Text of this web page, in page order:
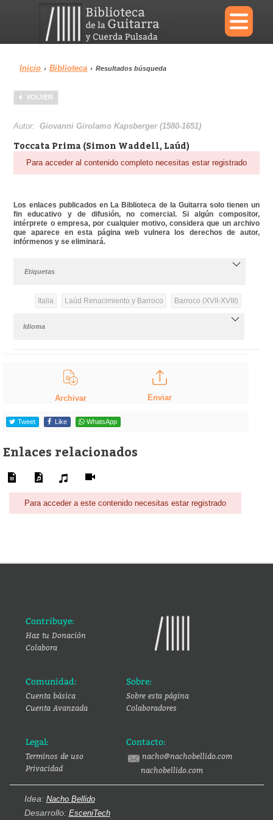
×
Menu
Biblioteca Diccionario
Inicio › Biblioteca › Resultados búsqueda
VOLVER
Autor:Giovanni Girolamo Kapsberger (1580-1651)
Toccata Prima (Simon Waddell, Laúd)
Para acceder al contenido completo necesitas estar registrado
Los enlaces publicados en La Biblioteca de la Guitarra solo tienen un
fin educativo y de difusión, no comercial. Si algún compositor,
intérprete o empresa, por cualquier motivo, considera que un archivo
que aparece en esta página web vulnera los derechos de autor,
infórmenos y se eliminará.
Etiquetas
Italia Laúd Renacimiento y Barroco Barroco (XVII-XVIII)
Idioma
Archivar Enviar
Tweet Like WhatsApp
Enlaces relacionados
Para acceder a este contenido necesitas estar registrado
Contribuye:
Haz tu Donación
Colabora
Comunidad:
Cuenta básica
Cuenta Avanzada
Sobre:
Sobre esta página
Colaboradores
Legal:
Terminos de uso
Privacidad
Contacto:
nacho@nachobellido.com
nachobellido.com
Idea: Nacho Bellido
Desarrollo: EsceniTech